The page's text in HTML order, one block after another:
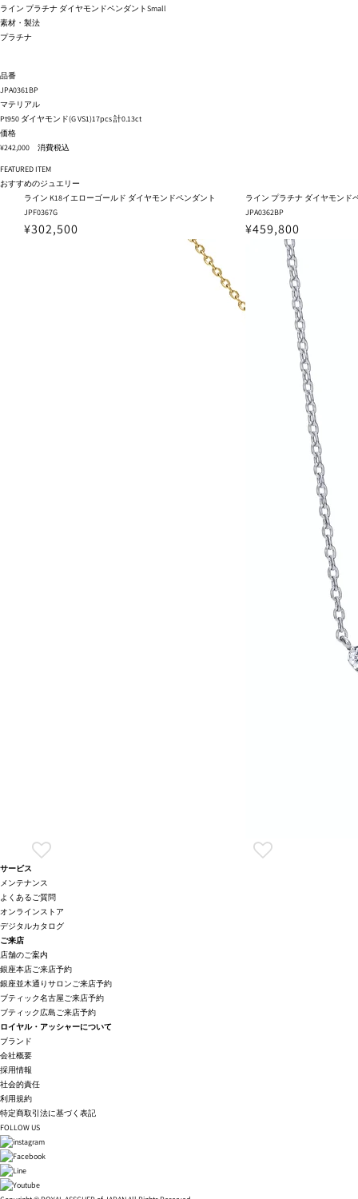
ライン プラチナ ダイヤモンドペンダントSmall
素材・製法
プラチナ
品番
JPA0361BP
マテリアル
Pt950 ダイヤモンド(G VS1)17pcs 計0.13ct
価格
¥242,000 消費税込
FEATURED ITEM
おすすめのジュエリー
ライン K18イエローゴールド ダイヤモンドペンダント
JPF0367G
¥302,500
ライン プラチナ ダイヤモンド
JPA0362BP
¥459,800
サービス
メンテナンス
よくあるご質問
オンラインストア
デジタルカタログ
ご来店
店舗のご案内
銀座本店ご来店予約
銀座並木通りサロンご来店予約
ブティック名古屋ご来店予約
ブティック広島ご来店予約
ロイヤル・アッシャーについて
ブランド
会社概要
採用情報
社会的責任
利用規約
特定商取引法に基づく表記
FOLLOW US